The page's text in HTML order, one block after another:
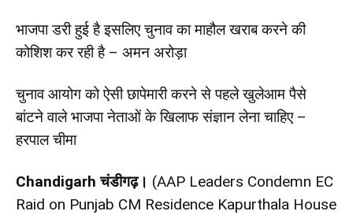
भाजपा डरी हुई है इसलिए चुनाव का माहौल खराब करने की
कोशिश कर रही है – अमन अरोड़ा
चुनाव आयोग को ऐसी छापेमारी करने से पहले खुलेआम पैसे
बांटने वाले भाजपा नेताओं के खिलाफ संज्ञान लेना चाहिए –
हरपाल चीमा
Chandigarhचंडीगढ़। (AAP Leaders Condemn EC
Raid on Punjab CM Residence Kapurthala House